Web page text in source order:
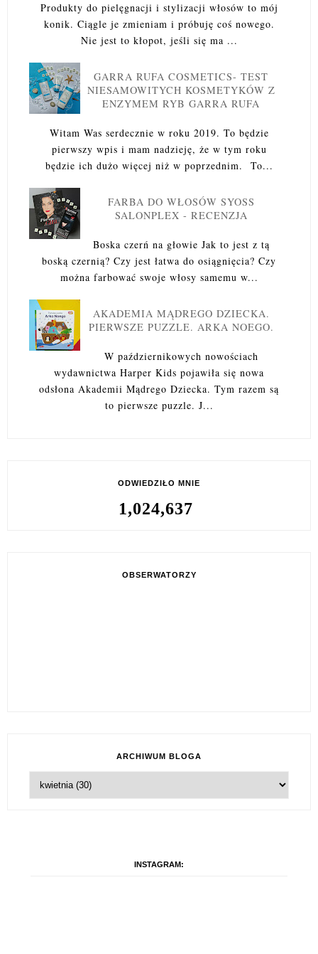
Produkty do pielęgnacji i stylizacji włosów to mój
konik. Ciągle je zmieniam i próbuję coś nowego.
Nie jest to kłopot, jeśli się ma ...
GARRA RUFA COSMETICS- TEST
NIESAMOWITYCH KOSMETYKÓW Z
ENZYMEM RYB GARRA RUFA
Witam Was serdecznie w roku 2019. To będzie
pierwszy wpis i mam nadzieję, że w tym roku
będzie ich dużo więcej niż w poprzednim. To...
FARBA DO WŁOSÓW SYOSS
SALONPLEX - RECENZJA
Boska czerń na głowie Jak to jest z tą
boską czernią? Czy jest łatwa do osiągnięcia? Czy
można farbować swoje włosy samemu w...
AKADEMIA MĄDREGO DZIECKA.
PIERWSZE PUZZLE. ARKA NOEGO.
W październikowych nowościach
wydawnictwa Harper Kids pojawiła się nowa
odsłona Akademii Mądrego Dziecka. Tym razem są
to pierwsze puzzle. J...
ODWIEDZIŁO MNIE
1,024,637
OBSERWATORZY
ARCHIWUM BLOGA
INSTAGRAM: